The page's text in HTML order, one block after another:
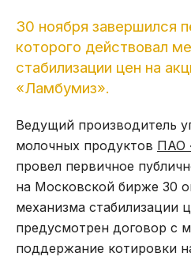
30 ноября завершился
которого действовал
стабилизации цен на
«Ламбумиз».
Ведущий производитель
молочных продуктов ПАО
провел первичное
на Московской бирже 30
механизма стабилизации
предусмотрен договор с
поддержание котировки